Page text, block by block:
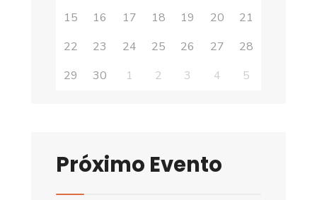
15
16 17 18 19 20
21
22
23 24 25 26 27
28
29
30 1 2 3 4 5
Próximo Evento